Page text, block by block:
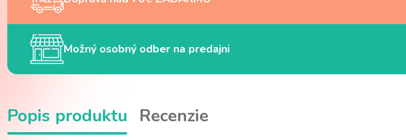
Možný osobný odber na predajni
Popis produktu Recenzie